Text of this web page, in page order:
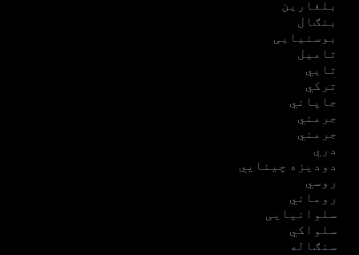
بلغارین
بنګال
بوسنیایی
تامیل
تایي
ترکي
جاپاني
جرمني
جرمني
دري
دودیزه چینایي
روسي
روماني
سلوانیایی
سلواکي
سنګاله